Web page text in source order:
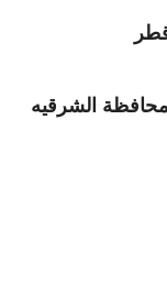
الشرقيه